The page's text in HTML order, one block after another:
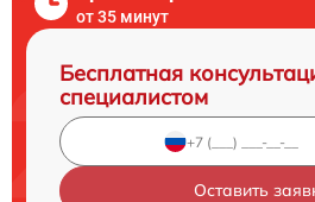
от 35 минут
Бесплатная
специалистом
Оставить